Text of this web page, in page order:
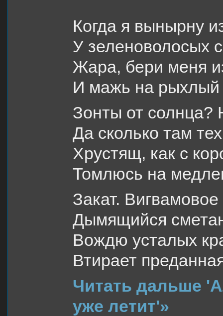
Когда я вынырну
У зеленоволосых
Жара, бери меня
И мажь на рыхлый
Зонты от
Да сколько там
Хрустящ, как с
Томлюсь на
Закат.
Дымящийся
Вождю усталых
Втирает
Читать дальше
уже летит'»